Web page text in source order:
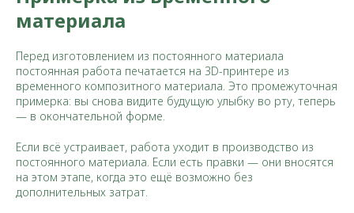
материала
Перед изготовлением из постоянного материала
постоянная работа печатается на 3D-принтере из
временного композитного материала. Это промежуточная
примерка: вы снова видите будущую улыбку во рту, теперь
— в окончательной форме.
Если всё устраивает, работа уходит в производство из
постоянного материала. Если есть правки — они вносятся
на этом этапе, когда это ещё возможно без
дополнительных затрат.